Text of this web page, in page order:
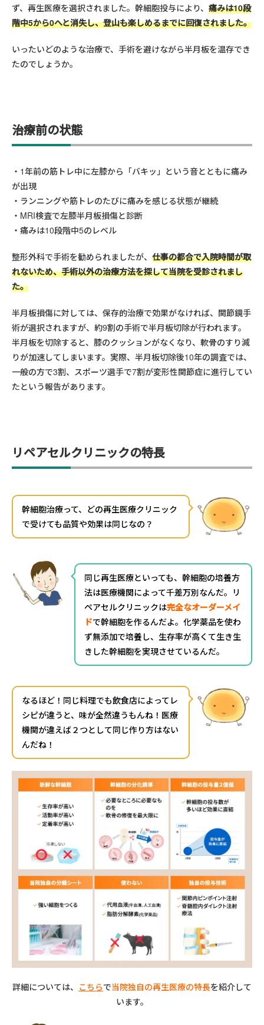
ず、再生医療を選択されました。幹細胞投与により、 痛みは10段
階中5から0へと消失し、登山も楽しめるまでに回復されました。
いったいどのような治療で、手術を避けながら半月板を温存でき
たのでしょうか。
治療前の状態
1年前の筋トレ中に左膝から「バキッ」という音とともに痛み
が出現
ランニングや筋トレのたびに痛みを感じる状態が継続
MRI検査で左膝半月板損傷と診断
痛みは10段階中5のレベル
整形外科で手術を勧められましたが、 仕事の都合で入院時間が取
れないため、手術以外の治療方法を探して当院を受診されまし
た。
半月板損傷に対しては、保存的治療で効果がなければ、関節鏡手
術が選択されますが、約9割の手術で半月板切除が行われます。
半月板を切除すると、膝のクッションがなくなり、軟骨のすり減
りが加速してしまいます。実際、半月板切除後10年の調査では、
一般の方で3割、スポーツ選手で7割が変形性関節症に進行してい
たという報告があります。
リペアセルクリニックの特長
幹細胞治療って、どの再生医療クリニック
で受けても品質や効果は同じなの？
同じ再生医療といっても、幹細胞の培養方
法は医療機関によって千差万別なんだ。リ
ペアセルクリニックは完全なオーダーメイ
ドで幹細胞を作るんだよ。化学薬品を使わ
ず無添加で培養し、生存率が高くて生き生
きした幹細胞を実現させているんだ。
なるほど！同じ料理でも飲食店によってレ
シピが違うと、味が全然違うもんね！医療
機関が違えば２つとして同じ作り方はない
んだね！
詳細については、 こちらで当院独自の再生医療の特長を紹介して
います。